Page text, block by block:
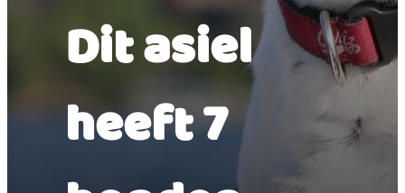
Dit asiel
heeft 7